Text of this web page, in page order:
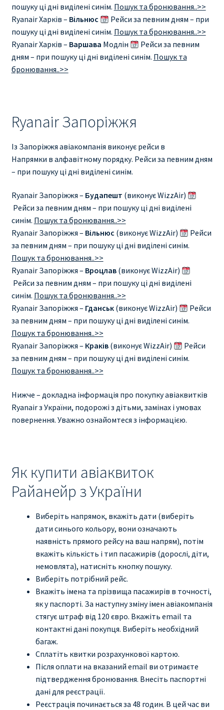
пошуку ці дні виділені синім. Пошук та бронювання..>>
Ryanair Харків – Вільнюс
Рейси за певним дням – при
пошуку ці дні виділені синім. Пошук та бронювання..>>
Ryanair Харків – Варшава Модлін
Рейси за певним
дням – при пошуку ці дні виділені синім. Пошук та
бронювання..>>
Ryanair Запоріжжя
Із Запоріжжя авіакомпанія виконує рейси в
Напрямки в алфавітному порядку. Рейси за певним дням
– при пошуку ці дні виділені синім.
Ryanair Запоріжжя – Будапешт (виконує WizzAir)
Рейси за певним дням – при пошуку ці дні виділені
синім. Пошук та бронювання..>>
Ryanair Запоріжжя – Вільнюс (виконує WizzAir)
Рейси
за певним дням – при пошуку ці дні виділені синім.
Пошук та бронювання..>>
Ryanair Запоріжжя – Вроцлав(виконує WizzAir)
Рейси за певним дням – при пошуку ці дні виділені
синім. Пошук та бронювання..>>
Ryanair Запоріжжя – Гданськ(виконує WizzAir)
Рейси
за певним дням – при пошуку ці дні виділені синім.
Пошук та бронювання..>>
Ryanair Запоріжжя – Краків(виконує WizzAir)
Рейси
за певним дням – при пошуку ці дні виділені синім.
Пошук та бронювання..>>
Нижче – докладна інформація про покупку авіаквитків
Ryanair з України, подорожі з дітьми, замінах і умовах
повернення. Уважно ознайомтеся з інформацією.
Як купити авіаквиток
Райанейр з України
Виберіть напрямок, вкажіть дати (виберіть
дати синього кольору, вони означають
наявність прямого рейсу на ваш напрям), потім
вкажіть кількість і тип пасажирів (дорослі, діти,
немовлята), натисніть кнопку пошуку.
Виберіть потрібний рейс.
Вкажіть імена та прізвища пасажирів в точності,
як у паспорті. За наступну зміну імен авіакомпанія
стягує штраф від 120 євро. Вкажіть email та
контактні дані покупця. Виберіть необхідний
багаж.
Сплатіть квитки розрахункової картою.
Після оплати на вказаний email ви отримаєте
підтвердження бронювання. Внесіть паспортні
дані для реєстрації.
Реєстрація починається за 48 годин. В цей час ви